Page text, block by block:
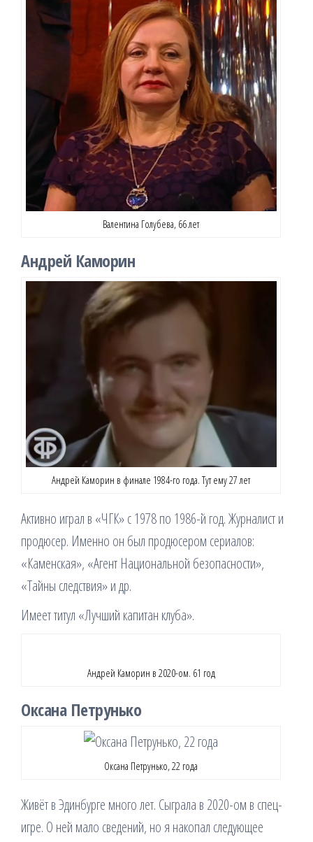
Валентина Голубева, 66 лет
Андрей Каморин
Андрей Каморин в финале 1984-го года. Тут ему 27 лет
Активно играл в «ЧГК» с 1978 по 1986-й год. Журналист и
продюсер. Именно он был продюсером сериалов:
«Каменская», «Агент Национальной безопасности»,
«Тайны следствия» и др.
Имеет титул «Лучший капитан клуба».
Андрей Каморин в 2020-ом. 61 год
Оксана Петрунько
Оксана Петрунько, 22 года
Живёт в Эдинбурге много лет. Сыграла в 2020-ом в спец-
игре. О ней мало сведений, но я накопал следующее